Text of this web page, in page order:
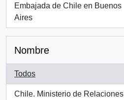
Embajada de Chile en Buenos
Aires
, 1 resultados
Nombre
Todos
Chile. Ministerio de Relaciones